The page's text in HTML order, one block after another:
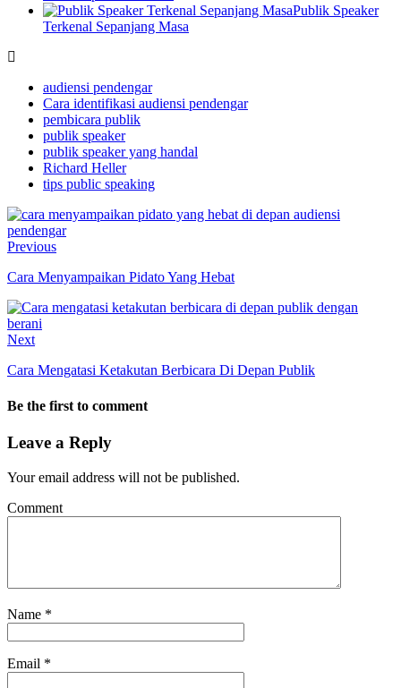
Publik Speaker
Terkenal Sepanjang Masa
audiensi pendengar
Cara identifikasi audiensi pendengar
pembicara publik
publik speaker
publik speaker yang handal
Richard Heller
tips public speaking
Previous
Cara Menyampaikan Pidato Yang Hebat
Next
Cara Mengatasi Ketakutan Berbicara Di Depan Publik
Be the first to comment
Leave a Reply
Your email address will not be published.
Comment
Name *
Email *